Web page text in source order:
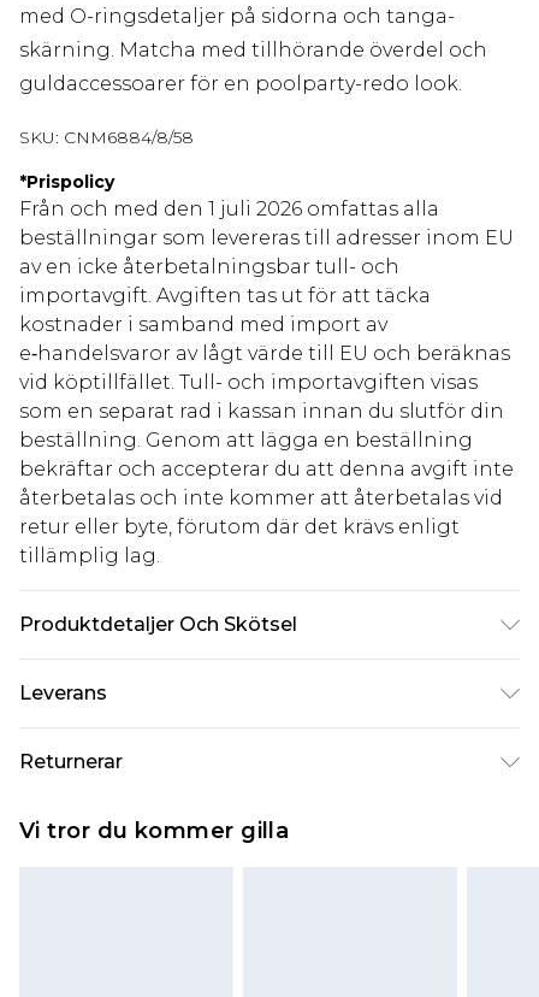
med O-ringsdetaljer på sidorna och tanga-
skärning. Matcha med tillhörande överdel och
guldaccessoarer för en poolparty-redo look.
SKU: CNM6884/8/58
*Prispolicy
Från och med den 1 juli 2026 omfattas alla
beställningar som levereras till adresser inom EU
av en icke återbetalningsbar tull- och
importavgift. Avgiften tas ut för att täcka
kostnader i samband med import av
e‑handelsvaror av lågt värde till EU och beräknas
vid köptillfället. Tull- och importavgiften visas
som en separat rad i kassan innan du slutför din
beställning. Genom att lägga en beställning
bekräftar och accepterar du att denna avgift inte
återbetalas och inte kommer att återbetalas vid
retur eller byte, förutom där det krävs enligt
tillämplig lag.
Produktdetaljer Och Skötsel
Leverans
Standardleverans Sverige
kr80
Expressleverans Sverige
Returnerar
på dig att skicka tillbaka något från den dag du
Vi tror du kommer gilla